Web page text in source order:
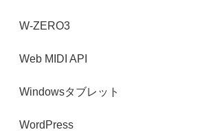
W-ZERO3
Web MIDI API
Windowsタブレット
WordPress